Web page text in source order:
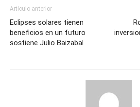
Artículo anterior
Eclipses solares tienen
beneficios en un futuro
sostiene Julio Baizabal